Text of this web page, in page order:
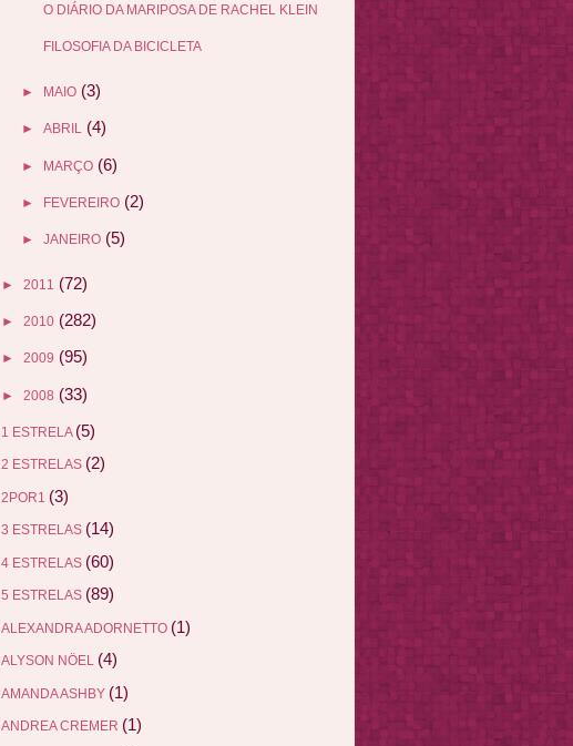
O DIÁRIO DA MARIPOSA DE RACHEL KLEIN
FILOSOFIA DA BICICLETA
► MAIO (3)
► ABRIL (4)
► MARÇO (6)
► FEVEREIRO (2)
► JANEIRO (5)
► 2011 (72)
► 2010 (282)
► 2009 (95)
► 2008 (33)
1 ESTRELA (5)
2 ESTRELAS (2)
2POR1 (3)
3 ESTRELAS (14)
4 ESTRELAS (60)
5 ESTRELAS (89)
ALEXANDRA ADORNETTO (1)
ALYSON NÖEL (4)
AMANDA ASHBY (1)
ANDREA CREMER (1)